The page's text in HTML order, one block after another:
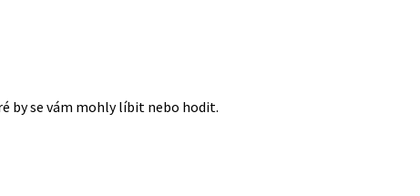
by se vám mohly líbit nebo hodit.